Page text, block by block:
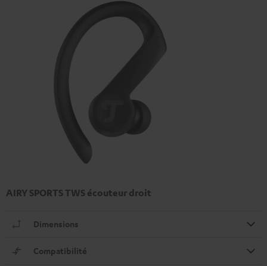
AIRY SPORTS TWS écouteur droit
Dimensions
Compatibilité